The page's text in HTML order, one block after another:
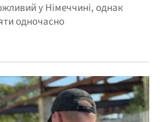
у Німеччині, однак
одночасно